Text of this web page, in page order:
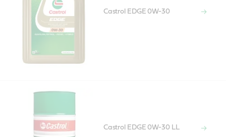
Castrol EDGE 0W-30
Castrol EDGE 0W-30 LL